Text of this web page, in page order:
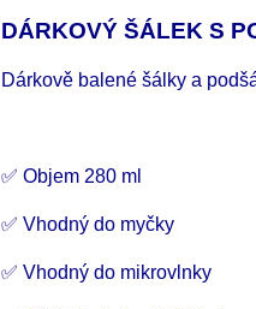
DÁRKOVÝ ŠÁLEK S
Dárkově balené šálky a
✅ Objem 280 ml
✅ Vhodný do myčky
✅ Vhodný do mikrovlnky